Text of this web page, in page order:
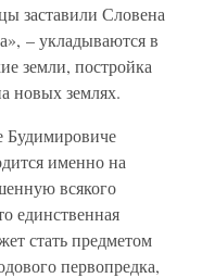
заставили Словена
– укладываются в
земли, постройка
новых землях.
Будимировиче
именно на
всякого
единственная
стать предметом
первопредка,